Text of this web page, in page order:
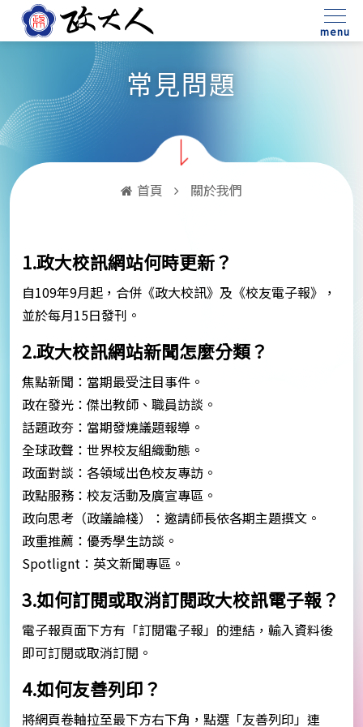
menu
常見問題
首頁 關於我們
1.政大校訊網站何時更新？
自109年9月起，合併《政大校訊》及《校友電子報》，
並於每月15日發刊。
2.政大校訊網站新聞怎麼分類？
焦點新聞：當期最受注目事件。
政在發光：傑出教師、職員訪談。
話題政夯：當期發燒議題報導。
全球政聲：世界校友組織動態。
政面對談：各領域出色校友專訪。
政點服務：校友活動及廣宣專區。
政向思考（政議論棧）：邀請師長依各期主題撰文。
政重推薦：優秀學生訪談。
Spotlignt：英文新聞專區。
3.如何訂閱或取消訂閱政大校訊電子報？
電子報頁面下方有「訂閱電子報」的連結，輸入資料後
即可訂閱或取消訂閱。
4.如何友善列印？
將網頁卷軸拉至最下方右下角，點選「友善列印」連